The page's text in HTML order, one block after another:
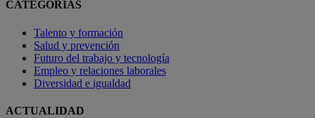
CATEGORÍAS
Talento y formación
Salud y prevención
Futuro del trabajo y tecnología
Empleo y relaciones laborales
Diversidad e igualdad
ACTUALIDAD